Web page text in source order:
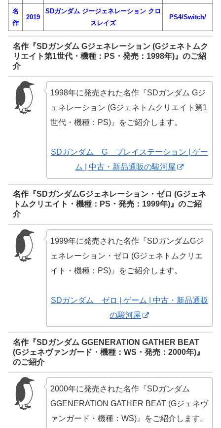
名
作
2019
SDガンダム ジージェネレーション クロ
スレイズ
PS4/Switch/
名作『SDガンダム Gジェネレーション (Gジェネトムク
リエイト第1世代・機種：PS・発売：1998年)』のご紹
介
1998年に発売された名作『SDガンダム Gジ
ェネレーション (Gジェネトムクリエイト第1
世代・機種：PS)』をご紹介します。
SDガンダム G プレイステーション | ゲー
ム | 中古・新品通販の駿河屋
名作『SDガンダムGジェネレーション・ゼロ (Gジェネ
トムクリエイト・機種：PS・発売：1999年)』のご紹
介
1999年に発売された名作『SDガンダムGジ
ェネレーション・ゼロ (Gジェネトムクリエ
イト・機種：PS)』をご紹介します。
SDガンダム ゼロ | ゲーム | 中古・新品通販
の駿河屋
名作『SDガンダム GGENERATION GATHER BEAT
(Gジェネヴァンガード・機種：WS・発売：2000年)』
のご紹介
2000年に発売された名作『SDガンダム
GGENERATION GATHER BEAT (Gジェネヴ
ァンガード・機種：WS)』をご紹介します。